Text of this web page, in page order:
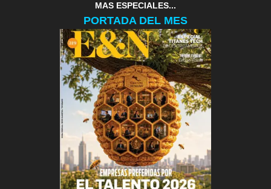
MAS ESPECIALES...
PORTADA DEL MES